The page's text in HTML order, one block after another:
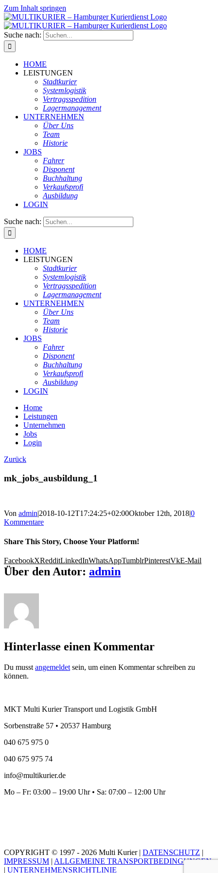
Zum Inhalt springen
Suche nach:
HOME
LEISTUNGEN
Stadtkurier
Systemlogistik
Vertragsspedition
Lagermanagement
UNTERNEHMEN
Über Uns
Team
Historie
JOBS
Fahrer
Disponent
Buchhaltung
Verkaufsprofi
Ausbildung
LOGIN
Suche nach:
HOME
LEISTUNGEN
Stadtkurier
Systemlogistik
Vertragsspedition
Lagermanagement
UNTERNEHMEN
Über Uns
Team
Historie
JOBS
Fahrer
Disponent
Buchhaltung
Verkaufsprofi
Ausbildung
LOGIN
Home
Leistungen
Unternehmen
Jobs
Login
Zurück
mk_jobs_ausbildung_1
Von admin|2018-10-12T17:24:25+02:00Oktober 12th, 2018|0
Kommentare
Share This Story, Choose Your Platform!
FacebookXRedditLinkedInWhatsAppTumblrPinterestVkE-Mail
Über den Autor: admin
Hinterlasse einen Kommentar
Du musst angemeldet sein, um einen Kommentar schreiben zu
können.
MKT Multi Kurier Transport und Logistik GmbH
Sorbenstraße 57 • 20537 Hamburg
040 675 975 0
040 675 975 74
info@multikurier.de
Mo – Fr: 03:00 – 19:00 Uhr • Sa: 07:00 – 12:00 Uhr
COPYRIGHT © 1997 - 2026 Multi Kurier | DATENSCHUTZ |
IMPRESSUM | ALLGEMEINE TRANSPORTBEDINGUNGEN
| UNTERNEHMENSRICHTLINIE